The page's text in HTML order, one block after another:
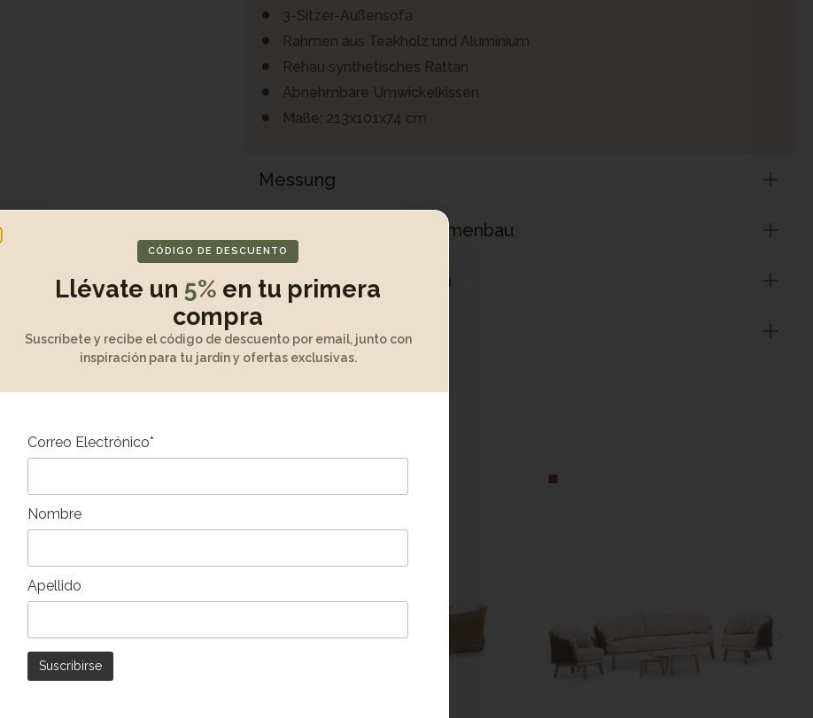
3-Sitzer-Außensofa
Rahmen aus Teakholz und Aluminium
Rehau synthetisches Rattan
Abnehmbare Umwickelkissen
Maße: 213x101x74 cm
Messung
Auspacken und Zusammenbau
Wartung und Garantien
Produktbeschreibung
DEN WARENKORB
IN DEN WARENKORB
CÓDIGO DE DESCUENTO
Llévate un 5% en tu primera
compra
Suscríbete y recibe el código de descuento por email, junto con
inspiración para tu jardín y ofertas exclusivas.
Correo Electrónico*
Nombre
Apellido